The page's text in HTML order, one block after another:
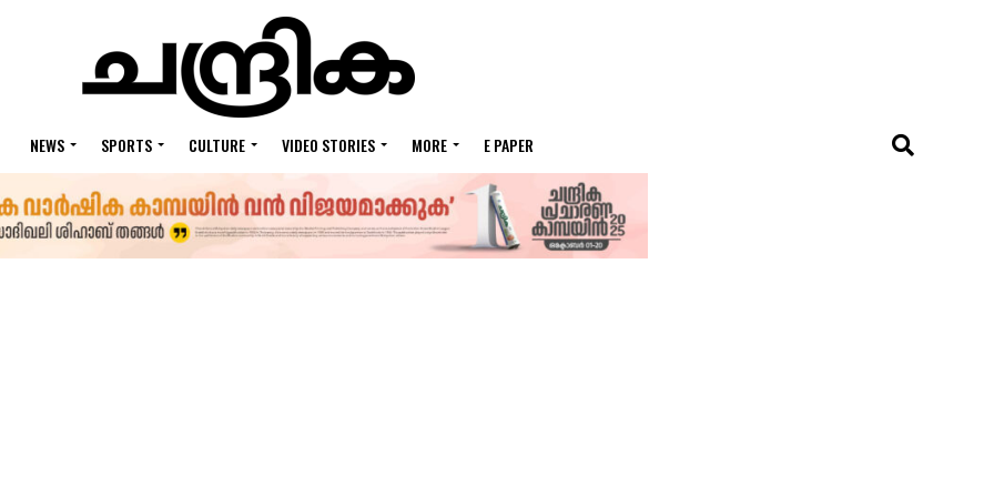
NEWS SPORTS CULTURE VIDEO STORIES MORE E PAPER